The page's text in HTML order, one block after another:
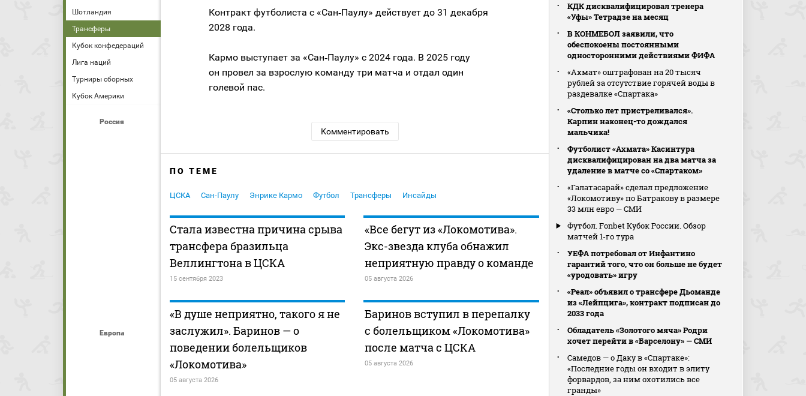
Шотландия
Трансферы
Кубок конфедераций
Лига наций
Турниры сборных
Кубок Америки
Россия
Европа
Контракт футболиста с «Сан‑Паулу» действует до 31 декабря
2028 года.
Кармо выступает за «Сан‑Паулу» с 2024 года. В 2025 году
он провел за взрослую команду три матча и отдал один
голевой пас.
Комментировать
ПО ТЕМЕ
ЦСКА Сан-Паулу Энрике Кармо Футбол Трансферы Инсайды
Стала известна причина срыва
трансфера бразильца
Веллингтона в ЦСКА
15 сентября 2023
«Все бегут из «Локомотива».
Экс-звезда клуба обнажил
неприятную правду о команде
05 августа 2026
«В душе неприятно, такого я не
заслужил». Баринов — о
поведении болельщиков
«Локомотива»
05 августа 2026
Баринов вступил в перепалку
с болельщиком «Локомотива»
после матча с ЦСКА
05 августа 2026
КДК дисквалифицировал тренера
«Уфы» Тетрадзе на месяц
В КОНМЕБОЛ заявили, что
обеспокоены постоянными
односторонними действиями ФИФА
«Ахмат» оштрафован на 20 тысяч
рублей за отсутствие горячей воды в
раздевалке «Спартака»
«Столько лет пристреливался».
Карпин наконец-то дождался
мальчика!
Футболист «Ахмата» Касинтура
дисквалифицирован на два матча за
удаление в матче со «Спартаком»
«Галатасарай» сделал предложение
«Локомотиву» по Батракову в размере
33 млн евро — СМИ
Футбол. Fonbet Кубок России. Обзор
матчей 1-го тура
УЕФА потребовал от Инфантино
гарантий того, что он больше не будет
«уродовать» игру
«Реал» объявил о трансфере Дьоманде
из «Лейпцига», контракт подписан до
2033 года
Обладатель «Золотого мяча» Родри
хочет перейти в «Барселону» — СМИ
Самедов — о Даку в «Спартаке»:
«Последние годы он входит в элиту
форвардов, за ним охотились все
гранды»